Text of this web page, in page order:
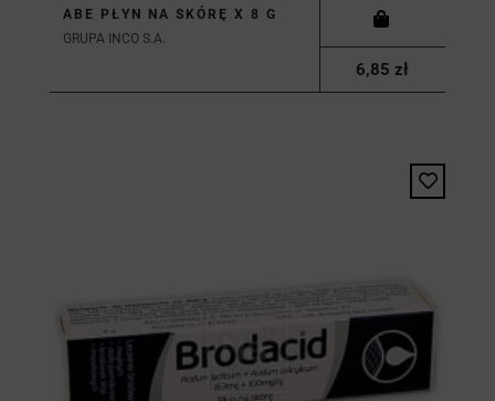
ABE PŁYN NA SKÓRĘ X 8 G
GRUPA INCO S.A.
6,85 zł